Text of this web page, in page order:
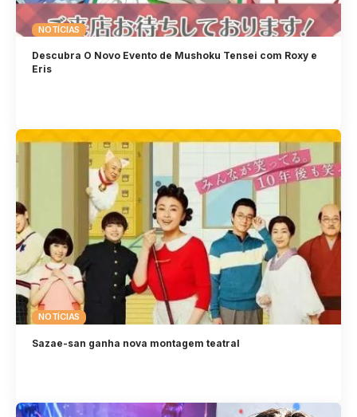
NOTÍCIAS
Descubra O Novo Evento de Mushoku Tensei com Roxy e
Eris
NOTÍCIAS
Sazae-san ganha nova montagem teatral